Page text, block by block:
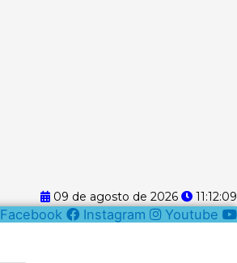
09 de agosto de 2026 11:12:09
Facebook Instagram Youtube